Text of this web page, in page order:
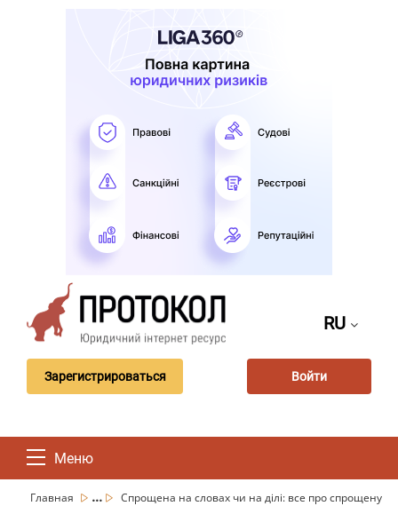
RU
Зарегистрироваться Войти
Меню
Главная ...
Спрощена на словах чи на ділі: все про спрощену